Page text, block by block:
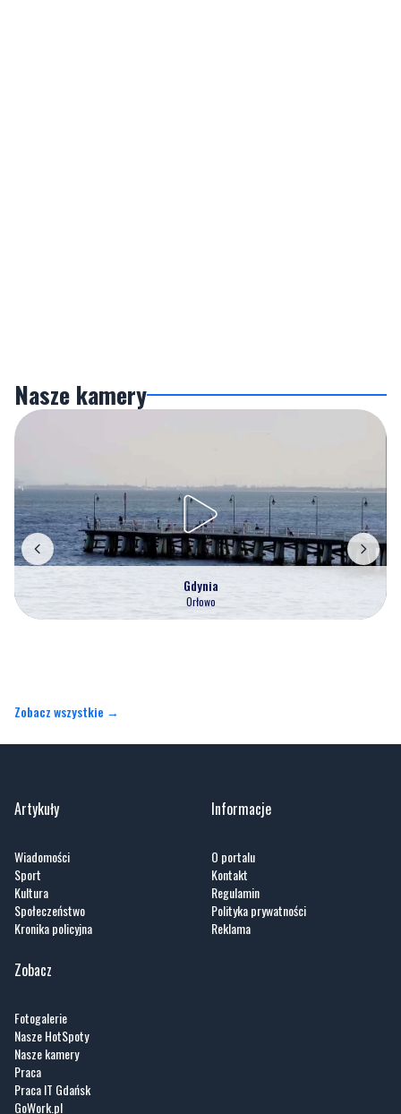
Nasze kamery
Gdynia
Orłowo
Zobacz wszystkie →
Artykuły
Wiadomości
Sport
Kultura
Społeczeństwo
Kronika policyjna
Informacje
O portalu
Kontakt
Regulamin
Polityka prywatności
Reklama
Zobacz
Fotogalerie
Nasze HotSpoty
Nasze kamery
Praca
Praca IT Gdańsk
GoWork.pl